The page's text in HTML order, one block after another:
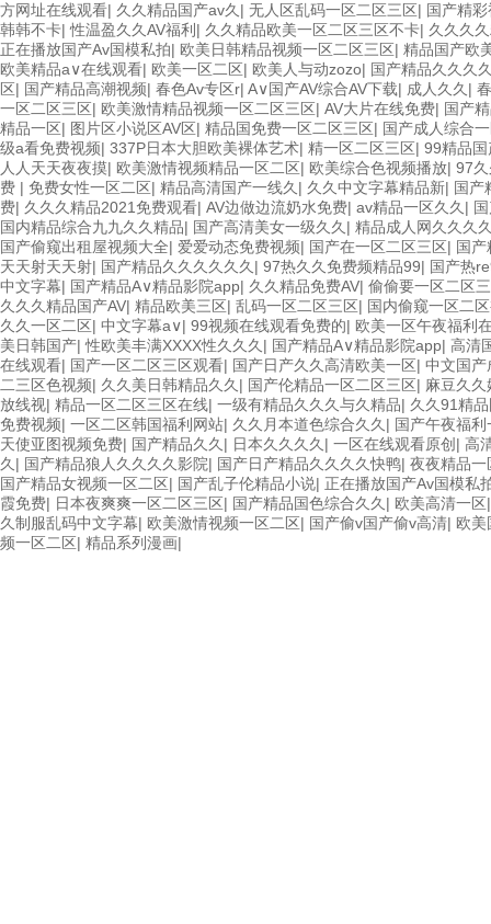
方网址在线观看| 久久精品国产av久 | 无人区乱码一区二区三区| 国产精
韩韩不卡|性温盈久久AV福利 | 久久精品欧美一区二区三区不卡| 久久久
正在播放国产Av国模私拍| 欧美日韩精品视频一区二区三区| 精品国产欧
欧美精品a∨在线观看| 欧美一区二区| 欧美人与动zozo| 国产精品久久久
区| 国产精品高潮视频| 春色Av专区r| A∨国产AV综合AV下载| 成人久久 |
一区二区三区| 欧美激情精品视频一区二区三区| AV大片在线免费| 国产
精品一区| 图片区小说区AV区| 精品国免费一区二区三区| 国产成人综合
级a看免费视频| 337P日本大胆欧美裸体艺术| 精一区二区三区| 99精品
人人天天夜夜摸| 欧美激情视频精品一区二区| 欧美综合色视频播放| 97
费 | 免费女性一区二区| 精品高清国产一线久 | 久久中文字幕精品新| 国产
费| 久久久精品2021免费观看| AV边做边流奶水免费| av精品一区久久 |
国内精品综合九九久久精品| 国产高清美女一级久久 | 精品成人网久久久
国产偷窥出租屋视频大全| 爱爱动态免费视频| 国产在一区二区三区| 国
天天射天天射| 国产精品久久久久久久 | 97热久久免费频精品99| 国产热
中文字幕| 国产精品A∨精品影院app| 久久精品免费AV| 偷偷要一区二区
久久久精品国产AV| 精品欧美三区| 乱码一区二区三区| 国内偷窥一区二
久久一区二区| 中文字幕a∨| 99视频在线观看免费的| 欧美一区午夜福利
美日韩国产|性欧美丰满XXXX性久久久 | 国产精品A∨精品影院app| 高清
在线观看| 国产一区二区三区观看| 国产日产久久高清欧美一区| 中文国产
二三区色视频| 久久美日韩精品久久 | 国产伦精品一区二区三区| 麻豆久
放线视| 精品一区二区三区在线| 一级有精品久久久与久精品| 久久91精
免费视频| 一区二区韩国福利网站| 久久月本道色综合久久 | 国产午夜福
天使亚图视频免费| 国产精品久久 | 日本久久久久 | 一区在线观看原创 | 高
久 | 国产精品狼人久久久久影院| 国产日产精品久久久久快鸭| 夜夜精品一
国产精品女视频一区二区| 国产乱子伦精品小说| 正在播放国产Av国模私
霞免费| 日本夜爽爽一区二区三区| 国产精品国色综合久久 | 欧美高清一区
久制服乱码中文字幕| 欧美激情视频一区二区| 国产偷v国产偷v高清| 欧
频一区二区| 精品系列漫画|